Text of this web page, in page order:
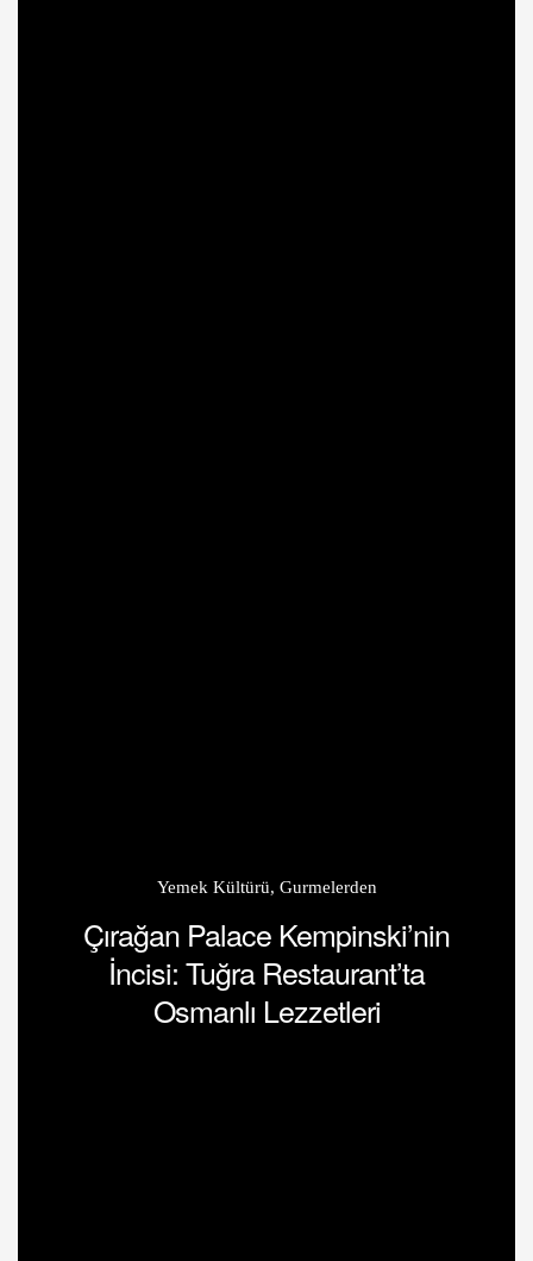
Yemek Kültürü, Gurmelerden
Çırağan Palace Kempinski’nin
İncisi: Tuğra Restaurant’ta
Osmanlı Lezzetleri